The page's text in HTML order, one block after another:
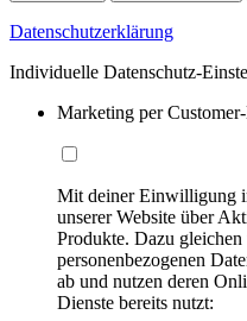
Datenschutzerklärung
Individuelle Datenschutz-
Marketing per
Mit deiner Einwilligung
unserer Website über
Produkte. Dazu
personenbezogenen
ab und nutzen deren
Dienste bereits nutzt: